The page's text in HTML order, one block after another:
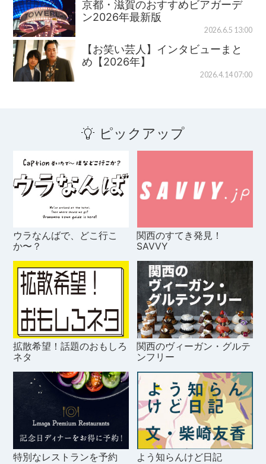
京都・滋賀のおすすめビアガーデ
ン2026年最新版
2026.6.5 13:00
【お笑い芸人】インタビューまと
め【2026年】
2026.4.14 07:00
ピックアップ
ウラなんばで、どこ行こ
か〜？
関西のすてき発見！
SAVVY
拡散希望！話題のおもしろ
ネタ
関西のヴィーガン・グルテ
ンフリー
特別なレストランを予約 よう知らんけど日記